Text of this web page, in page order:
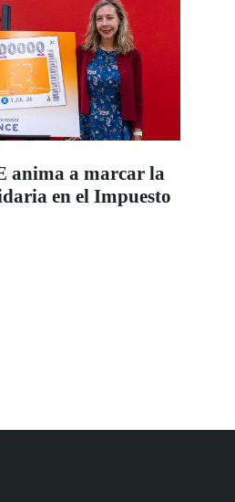
anima a marcar la
en el Impuesto